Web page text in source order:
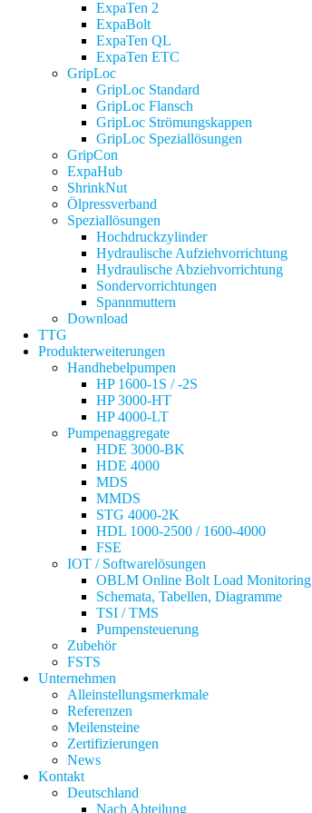
ExpaTen 2
ExpaBolt
ExpaTen QL
ExpaTen ETC
GripLoc
GripLoc Standard
GripLoc Flansch
GripLoc Strömungskappen
GripLoc Speziallösungen
GripCon
ExpaHub
ShrinkNut
Ölpressverband
Speziallösungen
Hochdruckzylinder
Hydraulische Aufziehvorrichtung
Hydraulische Abziehvorrichtung
Sondervorrichtungen
Spannmuttern
Download
TTG
Produkterweiterungen
Handhebelpumpen
HP 1600-1S / -2S
HP 3000-HT
HP 4000-LT
Pumpenaggregate
HDE 3000-BK
HDE 4000
MDS
MMDS
STG 4000-2K
HDL 1000-2500 / 1600-4000
FSE
IOT / Softwarelösungen
OBLM Online Bolt Load Monitoring
Schemata, Tabellen, Diagramme
TSI / TMS
Pumpensteuerung
Zubehör
FSTS
Unternehmen
Alleinstellungsmerkmale
Referenzen
Meilensteine
Zertifizierungen
News
Kontakt
Deutschland
Nach Abteilung